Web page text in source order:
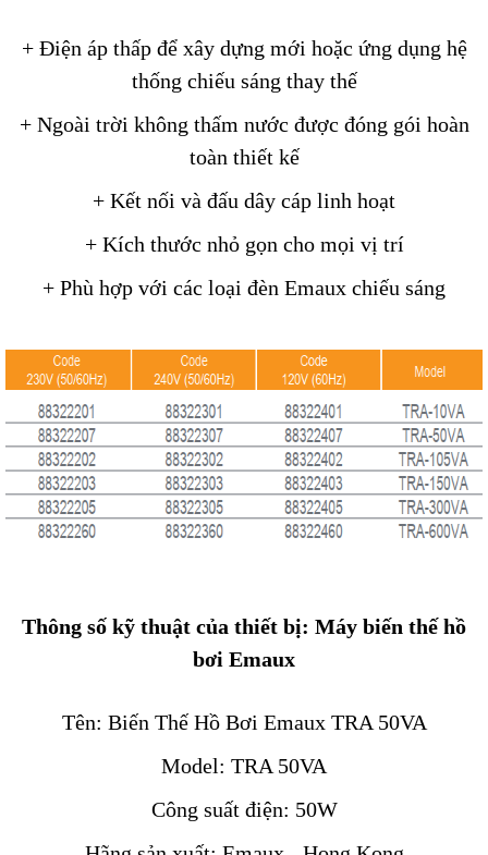
+ Điện áp thấp để xây dựng mới hoặc ứng dụng hệ
thống chiếu sáng thay thế
+ Ngoài trời không thấm nước được đóng gói hoàn
toàn thiết kế
+ Kết nối và đấu dây cáp linh hoạt
+ Kích thước nhỏ gọn cho mọi vị trí
+ Phù hợp với các loại đèn Emaux chiếu sáng
Thông số kỹ thuật của thiết bị: Máy biến thế hồ
bơi Emaux
Tên: Biến Thế Hồ Bơi Emaux TRA 50VA
Model: TRA 50VA
Công suất điện: 50W